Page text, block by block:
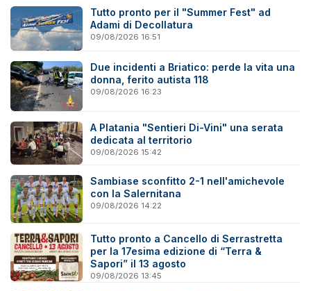
Tutto pronto per il "Summer Fest" ad
Adami di Decollatura
09/08/2026 16:51
Due incidenti a Briatico: perde la vita una
donna, ferito autista 118
09/08/2026 16:23
A Platania "Sentieri Di-Vini" una serata
dedicata al territorio
09/08/2026 15:42
Sambiase sconfitto 2-1 nell'amichevole
con la Salernitana
09/08/2026 14:22
Tutto pronto a Cancello di Serrastretta
per la 17esima edizione di “Terra &
Sapori” il 13 agosto
09/08/2026 13:45